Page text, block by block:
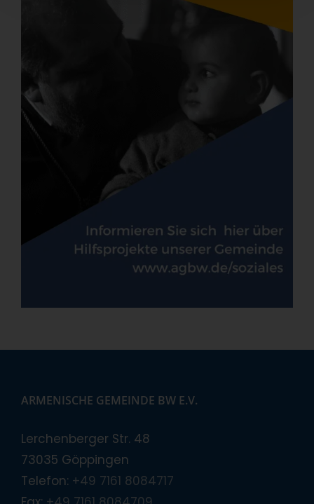
ARMENISCHE GEMEINDE BW E.V.
Lerchenberger Str. 48
73035 Göppingen
Telefon: +49 7161 8084717